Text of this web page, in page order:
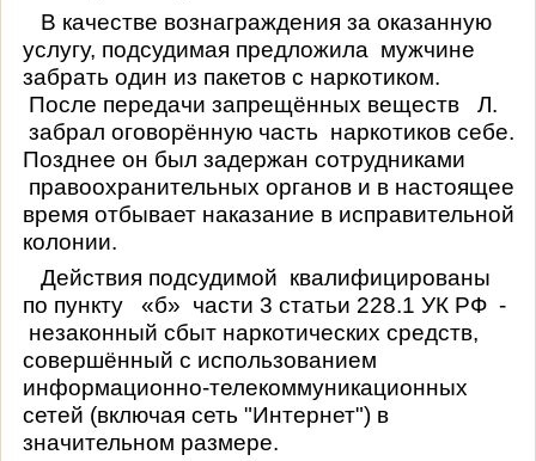
В качестве вознаграждения за оказанную
услугу, подсудимая предложила мужчине
забрать один из пакетов с наркотиком.
После передачи запрещённых веществ
Л.
забрал оговорённую часть наркотиков себе.
Позднее он был задержан сотрудниками
правоохранительных органов и в настоящее
время отбывает наказание в исправительной
колонии.
Действия подсудимой квалифицированы
по пункту
«б» части 3 статьи 228.1 УК РФ -
незаконный сбыт наркотических средств,
совершённый с использованием
информационно-телекоммуникационных
сетей (включая сеть "Интернет") в
значительном размере.